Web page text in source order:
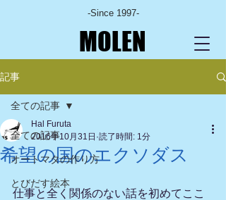
-Since 1997-
MOLEN
記事
全ての記事
オートマタの作り方
とびだす絵本
全ての記事
希望の国のエクソダス
Hal Furuta
2016年10月31日 読了時間: 1分
仕事と全く関係のない話を初めてここ